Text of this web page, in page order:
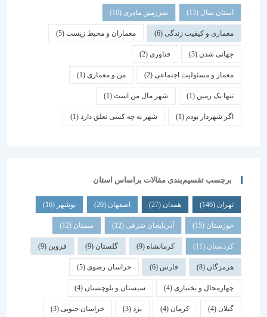
استان سال(13) سرزمین مادری(10)
معماری و کیفیت زندگی(6) معماران و محیط زیست(5)
جهانی شدن(3) فناوری (2)
معمار و مسئولیت اجتماعی (2) من و معماری (1)
تنها یک زمین(1) شهر مال من است(1)
اگر شهردار بودم (1) شهر به چه کسی تعلق دارد(1)
برچسب تقسیم‌بندی مقالات براساس استان
همدان اصفهان (20) بوشهر
خوزستان(15) آذربایجان شرقی(12) سمنان (12)
کردستان(11) کرمانشاه(9) گلستان (9) قزوین
هرمزگان(8) فارس خراسان رضوی(5)
چهارمحال و بختیاری (4) سیستان و بلوچستان(4)
کرمان یزد خراسان جنوبی(3)